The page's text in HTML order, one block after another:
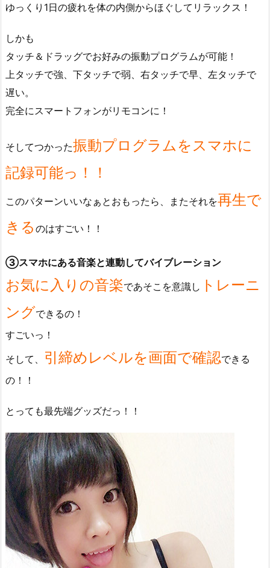
ゆっくり1日の疲れを体の内側からほぐしてリラックス！
しかも
タッチ＆ドラッグでお好みの振動プログラムが可能！
上タッチで強、下タッチで弱、右タッチで早、左タッチで
遅い。
完全にスマートフォンがリモコンに！
そしてつかった振動プログラムをスマホに
記録可能っ！！
このパターンいいなぁとおもったら、またそれを再生で
きる のはすごい！！
③スマホにある音楽と連動してバイブレーション
お気に入りの音楽であそこを意識し トレーニ
ングできるの！
すごいっ！
そして、 引締めレベルを画面で確認できる
の！！
とっても最先端グッズだっ！！